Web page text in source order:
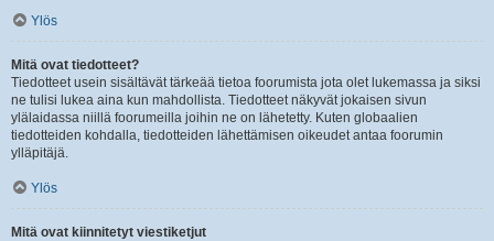
Ylös
Mitä ovat tiedotteet?
Tiedotteet usein sisältävät tärkeää tietoa foorumista jota olet lukemassa ja siksi
ne tulisi lukea aina kun mahdollista. Tiedotteet näkyvät jokaisen sivun
ylälaidassa niillä foorumeilla joihin ne on lähetetty. Kuten globaalien
tiedotteiden kohdalla, tiedotteiden lähettämisen oikeudet antaa foorumin
ylläpitäjä.
Ylös
Mitä ovat kiinnitetyt viestiketjut